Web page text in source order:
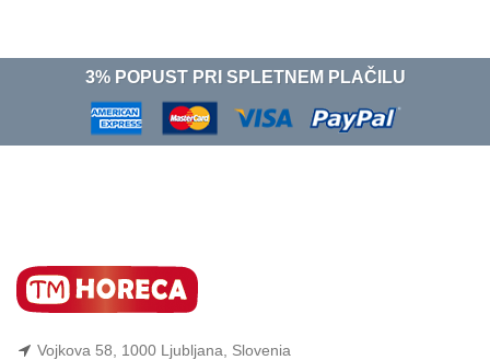
3% POPUST PRI SPLETNEM PLAČILU
Vojkova 58, 1000 Ljubljana, Slovenia